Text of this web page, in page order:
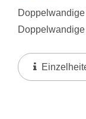
Überdeckel.
Einfach Zu